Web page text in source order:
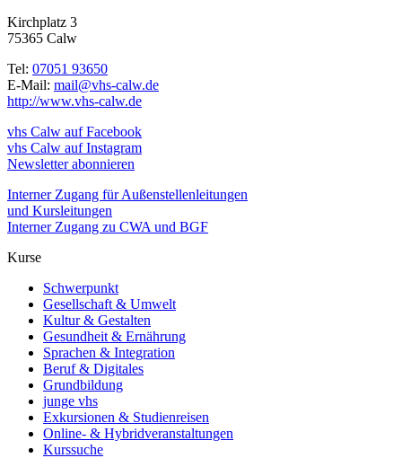
Kirchplatz 3
75365 Calw
Tel: 07051 93650
E-Mail: mail@vhs-calw.de
http://www.vhs-calw.de
vhs Calw auf Facebook
vhs Calw auf Instagram
Newsletter abonnieren
Interner Zugang für Außenstellenleitungen
und Kursleitungen
Interner Zugang zu CWA und BGF
Kurse
Schwerpunkt
Gesellschaft & Umwelt
Kultur & Gestalten
Gesundheit & Ernährung
Sprachen & Integration
Beruf & Digitales
Grundbildung
junge vhs
Exkursionen & Studienreisen
Online- & Hybridveranstaltungen
Kurssuche